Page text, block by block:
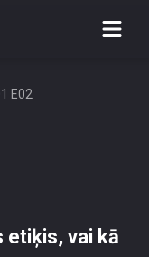
etiķis, vai
E02
etiķis, vai kā